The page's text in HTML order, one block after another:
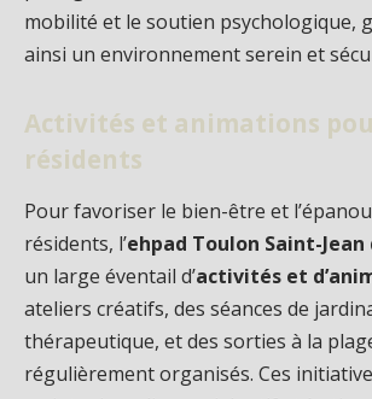
mobilité et le soutien psychologique,
ainsi un environnement serein et
Activités et animations
résidents
Pour favoriser le bien-être et
résidents, l’ehpad Toulon Saint-Jean
un large éventail d’activités et
ateliers créatifs, des séances de
thérapeutique, et des sorties à la
régulièrement organisés. Ces